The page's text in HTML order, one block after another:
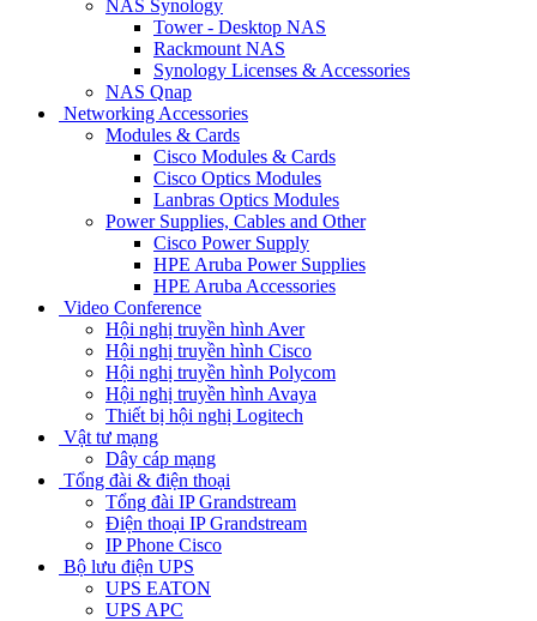
NAS Synology
Tower - Desktop NAS
Rackmount NAS
Synology Licenses & Accessories
NAS Qnap
Networking Accessories
Modules & Cards
Cisco Modules & Cards
Cisco Optics Modules
Lanbras Optics Modules
Power Supplies, Cables and Other
Cisco Power Supply
HPE Aruba Power Supplies
HPE Aruba Accessories
Video Conference
Hội nghị truyền hình Aver
Hội nghị truyền hình Cisco
Hội nghị truyền hình Polycom
Hội nghị truyền hình Avaya
Thiết bị hội nghị Logitech
Vật tư mạng
Dây cáp mạng
Tổng đài & điện thoại
Tổng đài IP Grandstream
Điện thoại IP Grandstream
IP Phone Cisco
Bộ lưu điện UPS
UPS EATON
UPS APC